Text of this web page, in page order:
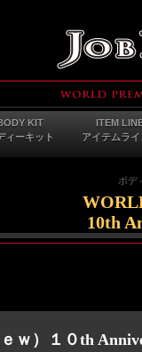
KIT
ィーキット
ITEM
アイテムラ
ボデ
10th
ｅｗ）１０th